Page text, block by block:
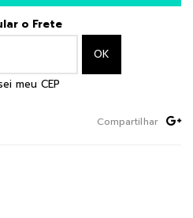
o Frete
meu CEP
Compartilhar